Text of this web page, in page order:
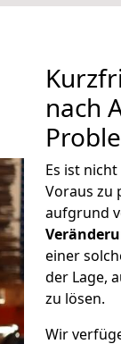
nach
Es ist
Voraus zu
aufgrund
einer
der Lage,
zu lösen.
Wir